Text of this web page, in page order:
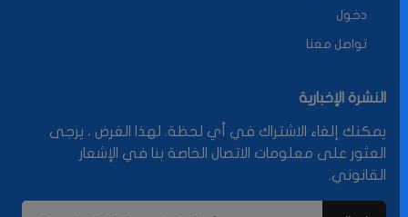
دخول
تواصل معنا
النشرة الإخبارية
يمكنك إلغاء الاشتراك في أي لحظة. لهذا الغرض ، يرجى
العثور على معلومات الاتصال الخاصة بنا في الإشعار
القانوني.